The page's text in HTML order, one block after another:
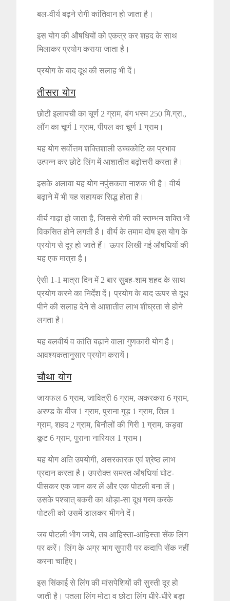
बल-वीर्य बढ़ने रोगी कांतिवान हो जाता है।
इस योग की औषधियों को एकत्र कर शहद के साथ
मिलाकर प्रयोग कराया जाता है।
प्रयोग के बाद दूध की सलाह भी दें।
तीसरा योग
छोटी इलायची का चूर्ण 2 ग्राम, बंग भस्म 250 मि.ग्रा.,
लौंग का चूर्ण 1 ग्राम, पीपल का चूर्ण 1 ग्राम।
यह योग सर्वोत्तम शक्तिशाली उच्चकोटि का प्रभाव
उत्पन्न कर छोटे लिंग में आशातीत बढ़ोत्तरी करता है।
इसके अलावा यह योग नपुंसकता नाशक भी है। वीर्य
बढ़ाने में भी यह सहायक सिद्ध होता है।
वीर्य गाढ़ा हो जाता है, जिससे रोगी की स्तम्भन शक्ति भी
विकसित होने लगती है। वीर्य के तमाम दोष इस योग के
प्रयोग से दूर हो जाते हैं। ऊपर लिखी गई औषधियों की
यह एक मात्रा है।
ऐसी 1-1 मात्रा दिन में 2 बार सुबह-शाम शहद के साथ
प्रयोग करने का निर्देश दें। प्रयोग के बाद ऊपर से दूध
पीने की सलाह देने से आशातीत लाभ शीघ्रता से होने
लगता है।
यह बलवीर्य व कांति बढ़ाने वाला गुणकारी योग है।
आवश्यकतानुसार प्रयोग करायें।
चौथा योग
जायफल 6 ग्राम, जावित्री 6 ग्राम, अकरकरा 6 ग्राम,
अरण्ड के बीज 1 ग्राम, पुराना गुड़ 1 ग्राम, तिल 1
ग्राम, शहद 2 ग्राम, बिनौलों की गिरी 1 ग्राम, कड़वा
कूट 6 ग्राम, पुराना नारियल 1 ग्राम।
यह योग अति उपयोगी, असरकारक एवं श्रेष्ठ लाभ
प्रदान करता है। उपरोक्त समस्त औषधियां घोट-
पीसकर एक जान कर लें और एक पोटली बना लें।
उसके पश्चात् बकरी का थोड़ा-सा दूध गरम करके
पोटली को उसमें डालकर भीगने दें।
जब पोटली भीग जाये, तब आहिस्ता-आहिस्ता सेंक लिंग
पर करें। लिंग के अग्र भाग सुपारी पर कदापि सेंक नहीं
करना चाहिए।
इस सिंकाई से लिंग की मांसपेशियों की सुस्ती दूर हो
जाती है। पतला लिंग मोटा व छोटा लिंग धीरे-धीरे बड़ा